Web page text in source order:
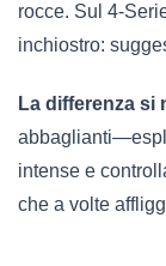
rocce. Sul 4-
inchiostro:
La differenza si
intense e
che a volte